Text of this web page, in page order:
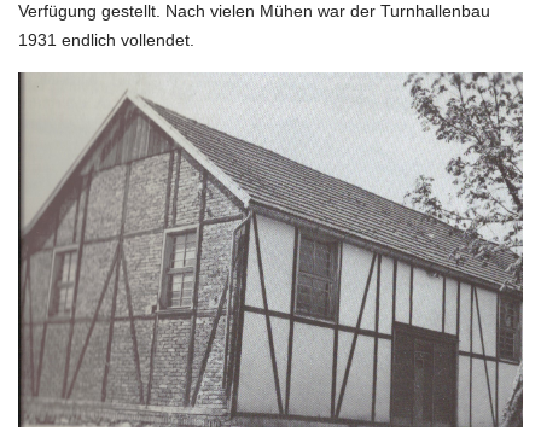
Verfügung gestellt. Nach vielen Mühen war der Turnhallenbau
1931 endlich vollendet.